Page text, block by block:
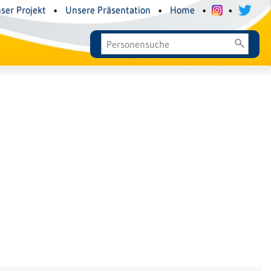
Projekt • Unsere Präsentation • Home • •